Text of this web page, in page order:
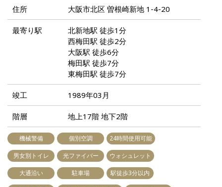
住所 大阪市北区 曽根崎新地 1-4-20
最寄り駅
北新地駅 徒歩1分
西梅田駅 徒歩2分
大阪駅 徒歩6分
梅田駅 徒歩7分
東梅田駅 徒歩7分
竣工 1989年03月
階層 地上17階 地下2階
機械警備 個別空調 24時間使用可能
男女別トイレ 光ファイバー ウォシュレット
大通沿い 駐車場 駅徒歩3分以内